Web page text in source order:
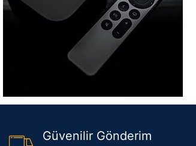
Güvenilir Gönderim